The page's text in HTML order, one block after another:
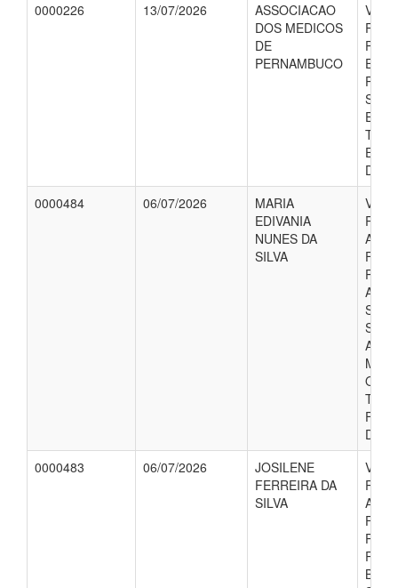
0000226
13/07/2026
ASSOCIACAO
DOS MEDICOS
DE
PERNAMBUCO
PISO
DO
0000484
06/07/2026
MARIA
EDIVANIA
NUNES DA
SILVA
SUA
QUE
0000483
06/07/2026
JOSILENE
FERREIRA DA
SILVA